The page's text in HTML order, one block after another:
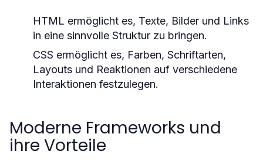
HTML ermöglicht es, Texte, Bilder und Links
in eine sinnvolle Struktur zu bringen.
CSS ermöglicht es, Farben, Schriftarten,
Layouts und Reaktionen auf verschiedene
Interaktionen festzulegen.
Moderne Frameworks und
ihre Vorteile